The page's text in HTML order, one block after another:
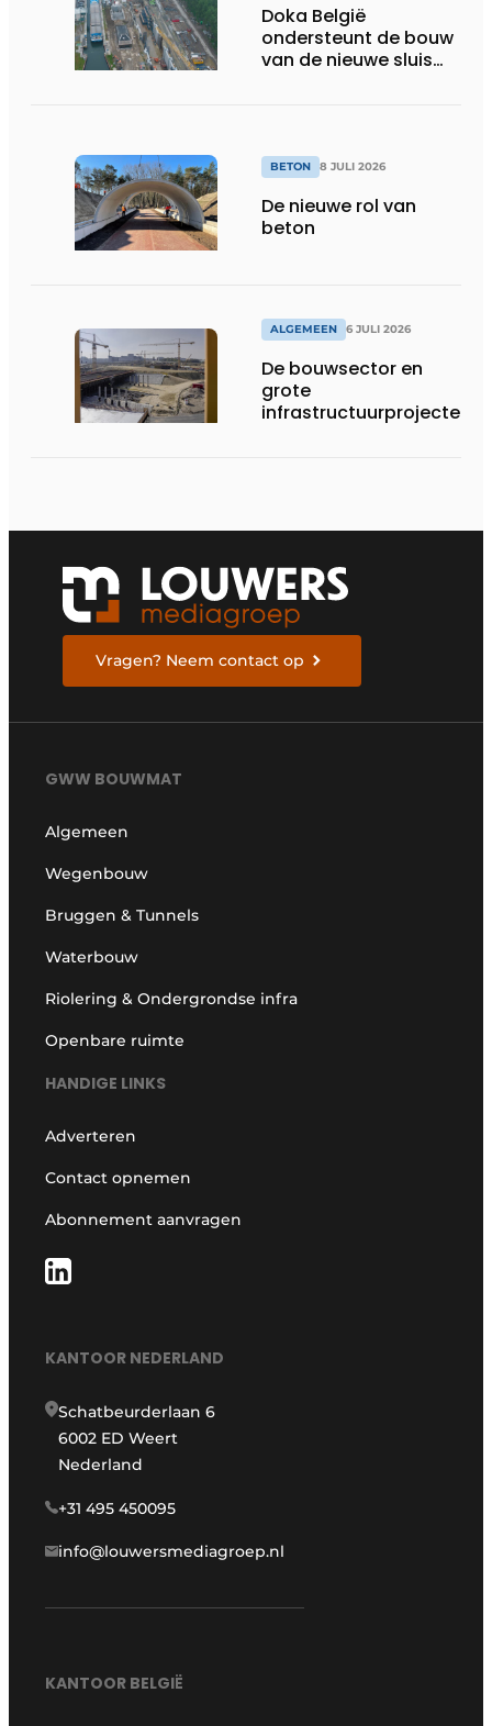
Doka België
ondersteunt de bouw
van de nieuwe sluis
BETON 8 JULI 2026
De nieuwe rol van
beton
ALGEMEEN 6 JULI 2026
De bouwsector en
grote
infrastructuurprojecten
Vragen? Neem contact op
GWW BOUWMAT
Algemeen
Wegenbouw
Bruggen & Tunnels
Waterbouw
Riolering & Ondergrondse infra
Openbare ruimte
HANDIGE LINKS
Adverteren
Contact opnemen
Abonnement aanvragen
KANTOOR NEDERLAND
Schatbeurderlaan 6
6002 ED Weert
Nederland
+31 495 450095
info@louwersmediagroep.nl
KANTOOR BELGIË